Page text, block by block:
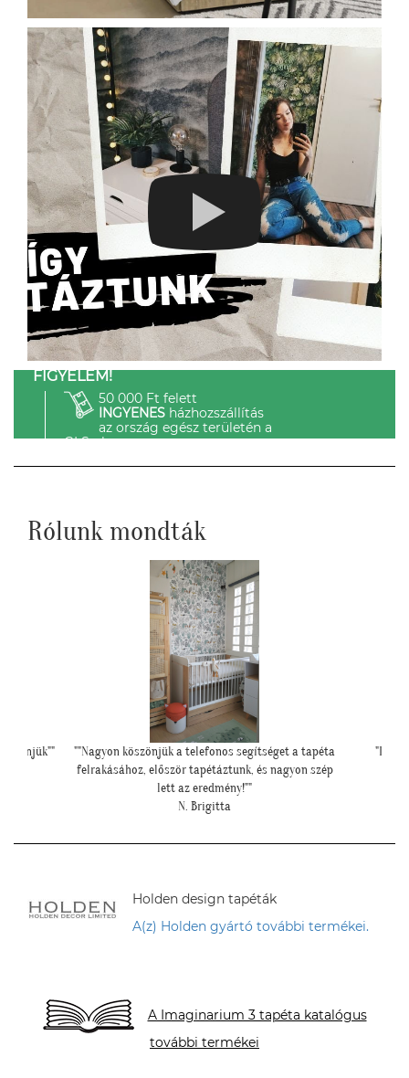
FIGYELEM!
50 000 Ft felett
INGYENESházhozszállítás
az ország egész területén a
GLS-el.
Rólunk mondták
a tapéta
"Ilyen lett a lányom szobájában a gyönyörű
cseresznye virágos tapéta."
Cs. Andi
Holden design tapéták
A(z) Holden gyártó további termékei.
A Imaginarium 3 tapéta katalógus
további termékei